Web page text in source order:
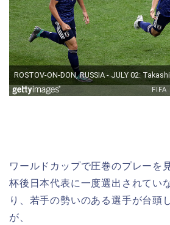
ワールドカップで圧巻のプレーを
杯後日本代表に一度選出されてい
り、若手の勢いのある選手が台頭
が、